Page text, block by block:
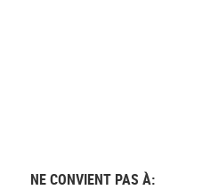
NE CONVIENT PAS À: